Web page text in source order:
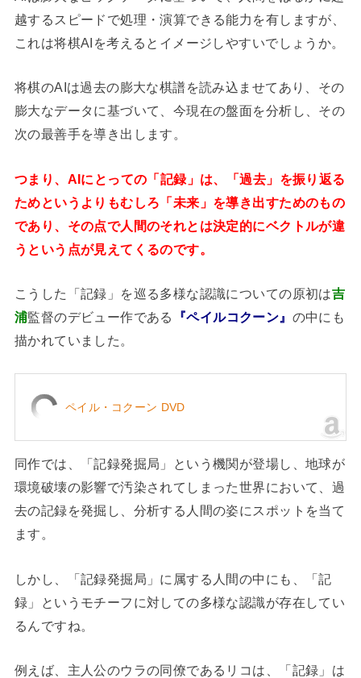
越するスピードで処理・演算できる能力を有しますが、
これは将棋AIを考えるとイメージしやすいでしょうか。
将棋のAIは過去の膨大な棋譜を読み込ませてあり、その
膨大なデータに基づいて、今現在の盤面を分析し、その
次の最善手を導き出します。
つまり、AIにとっての「記録」は、「過去」を振り返る
ためというよりもむしろ「未来」を導き出すためのもの
であり、その点で人間のそれとは決定的にベクトルが違
うという点が見えてくるのです。
こうした「記録」を巡る多様な認識についての原初は吉
浦監督のデビュー作である 『ペイルコクーン』 の中にも
描かれていました。
ペイル・コクーン DVD
同作では、「記録発掘局」という機関が登場し、地球が
環境破壊の影響で汚染されてしまった世界において、過
去の記録を発掘し、分析する人間の姿にスポットを当て
ます。
しかし、「記録発掘局」に属する人間の中にも、「記
録」というモチーフに対しての多様な認識が存在してい
るんですね。
例えば、主人公のウラの同僚であるリコは、「記録」は